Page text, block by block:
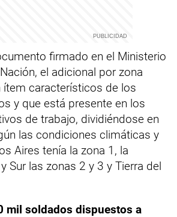
firmado en el Ministerio
el adicional por zona
ítem característicos de los
y que está presente en los
de trabajo, dividiéndose en
las condiciones climáticas y
Aires tenía la zona 1, la
Sur las zonas 2 y 3 y Tierra del
mil soldados dispuestos a